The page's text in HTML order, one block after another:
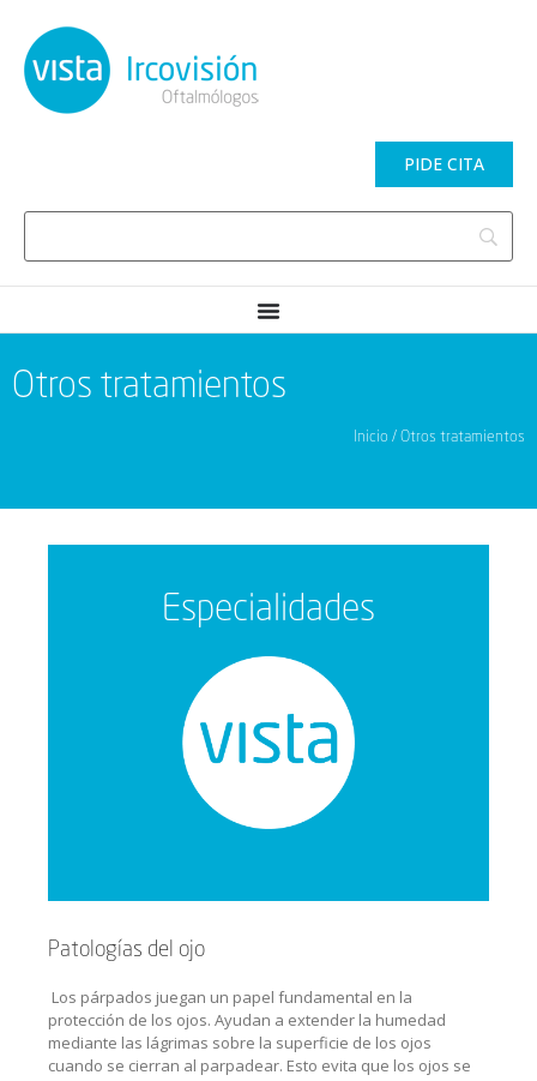
PIDE CITA
Otros tratamientos
Inicio / Otros tratamientos
Especialidades
Patologías del ojo
Los párpados juegan un papel fundamental en la
protección de los ojos. Ayudan a extender la humedad
mediante las lágrimas sobre la superficie de los ojos
cuando se cierran al parpadear. Esto evita que los ojos se